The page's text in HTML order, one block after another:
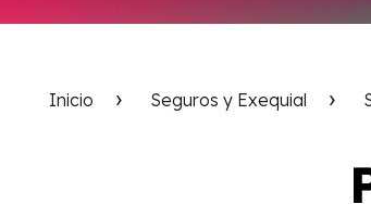
Inicio Seguros y Exequial